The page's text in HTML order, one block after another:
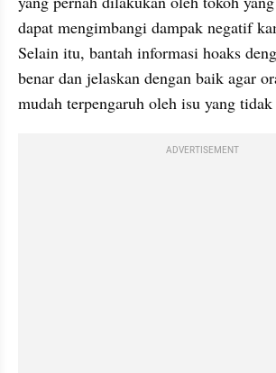
dapat mengimbangi dampak negatif
Selain itu, bantah informasi hoaks
benar dan jelaskan dengan baik agar
mudah terpengaruh oleh isu yang tidak
ADVERTISEMENT